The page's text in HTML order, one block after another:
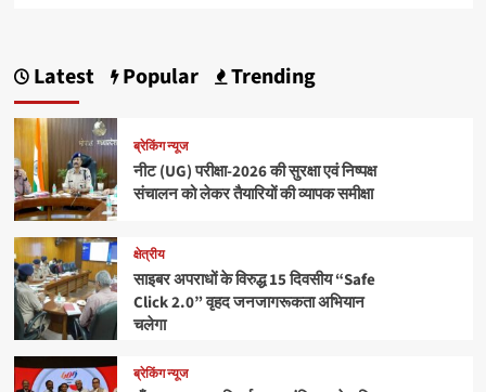
Latest Popular Trending
ब्रेकिंग न्यूज
नीट (UG) परीक्षा-2026 की सुरक्षा एवं निष्पक्ष
संचालन को लेकर तैयारियों की व्यापक समीक्षा
क्षेत्रीय
साइबर अपराधों के विरुद्ध 15 दिवसीय “Safe
Click 2.0” वृहद जनजागरूकता अभियान
चलेगा
ब्रेकिंग न्यूज